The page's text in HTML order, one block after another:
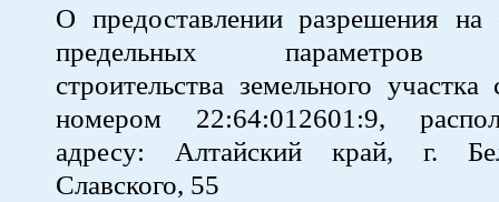
О предоставлении разрешения на
предельных параметров
строительства земельного
номером 22:64:012601:9,
адресу: Алтайский край, г.
Славского, 55